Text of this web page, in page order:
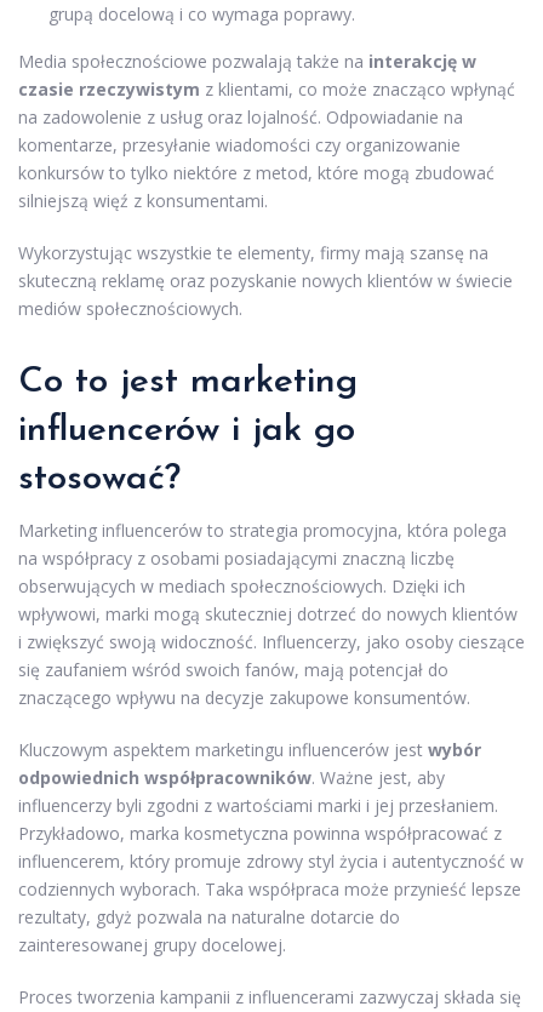
grupą docelową i co wymaga poprawy.
Media społecznościowe pozwalają także na interakcję w
czasie rzeczywistym z klientami, co może znacząco wpłynąć
na zadowolenie z usług oraz lojalność. Odpowiadanie na
komentarze, przesyłanie wiadomości czy organizowanie
konkursów to tylko niektóre z metod, które mogą zbudować
silniejszą więź z konsumentami.
Wykorzystując wszystkie te elementy, firmy mają szansę na
skuteczną reklamę oraz pozyskanie nowych klientów w świecie
mediów społecznościowych.
Co to jest marketing
influencerów i jak go
stosować?
Marketing influencerów to strategia promocyjna, która polega
na współpracy z osobami posiadającymi znaczną liczbę
obserwujących w mediach społecznościowych. Dzięki ich
wpływowi, marki mogą skuteczniej dotrzeć do nowych klientów
i zwiększyć swoją widoczność. Influencerzy, jako osoby cieszące
się zaufaniem wśród swoich fanów, mają potencjał do
znaczącego wpływu na decyzje zakupowe konsumentów.
Kluczowym aspektem marketingu influencerów jest wybór
odpowiednich współpracowników. Ważne jest, aby
influencerzy byli zgodni z wartościami marki i jej przesłaniem.
Przykładowo, marka kosmetyczna powinna współpracować z
influencerem, który promuje zdrowy styl życia i autentyczność w
codziennych wyborach. Taka współpraca może przynieść lepsze
rezultaty, gdyż pozwala na naturalne dotarcie do
zainteresowanej grupy docelowej.
Proces tworzenia kampanii z influencerami zazwyczaj składa się